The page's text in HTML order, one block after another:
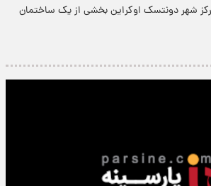
مرکز شهر دونتسک اوکراین بخشی از یک ساختمان